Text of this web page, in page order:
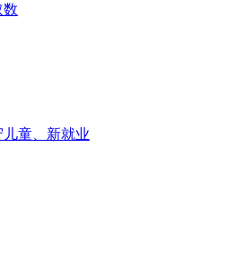
数
童、新就业